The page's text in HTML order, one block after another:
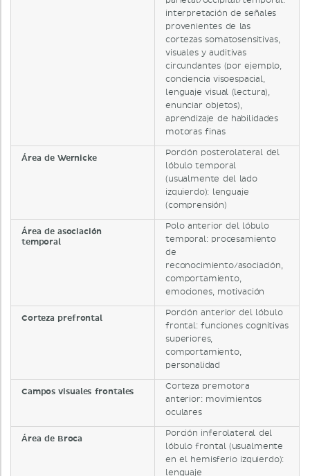
interpretación de señales
provenientes de las
cortezas somatosensitivas,
visuales y auditivas
circundantes (por ejemplo,
conciencia visoespacial,
lenguaje visual (lectura),
enunciar objetos),
aprendizaje de habilidades
motoras finas
Área de Wernicke
Porción posterolateral del
lóbulo temporal
(usualmente del lado
izquierdo): lenguaje
(comprensión)
Área de asociación
temporal
Polo anterior del lóbulo
temporal: procesamiento
de
reconocimiento/asociación,
comportamiento,
emociones, motivación
Corteza prefrontal
Porción anterior del lóbulo
frontal: funciones cognitivas
superiores,
comportamiento,
personalidad
Campos visuales frontales
Corteza premotora
anterior: movimientos
oculares
Área de Broca
Porción inferolateral del
lóbulo frontal (usualmente
en el hemisferio izquierdo):
lenguaje